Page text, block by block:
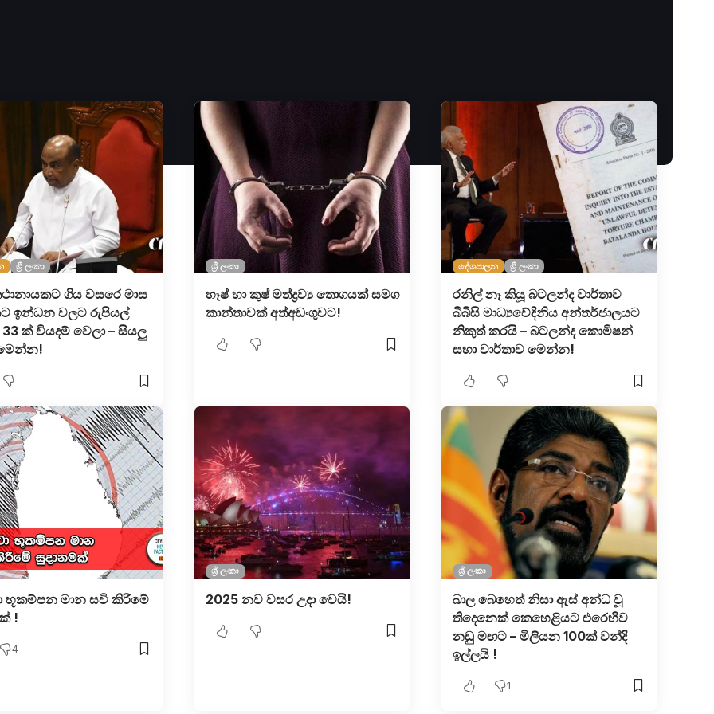
ශ්‍රී ලංකා
ගිය වසරෙ මාස
ඉන්ධන වල​ට රුපියල්
ක් වියදම් වෙලා – සිය​ලු
ශ්‍රී ලංකා
හෑෂ් හා කුෂ් මත්ද්‍රව්‍ය තොගයක් සමග
කාන්තාවක් අත්අඩංගුවට!
දේශපාලන ශ්‍රී ලංකා
රනිල් නෑ කියූ බටලන්ද වාර්තාව
බීබීසි මාධ්‍යවේදිනිය අන්තර්ජාලයට
නිකුත් කරයි – බටලන්ද කොමිෂන්
සභා වාර්තාව මෙන්න!
භූකම්පන මාන සවි කිරීමේ
!
4
ශ්‍රී ලංකා
2025 නව වසර උදා වෙයි!
ශ්‍රී ලංකා
බාල බෙහෙත් නිසා ඇස් අන්ධ වූ
තිදෙනෙක් කෙහෙළියට එරෙහිව
නඩු මඟට – මිලියන 100ක් වන්දි
ඉල්ලයි !
1